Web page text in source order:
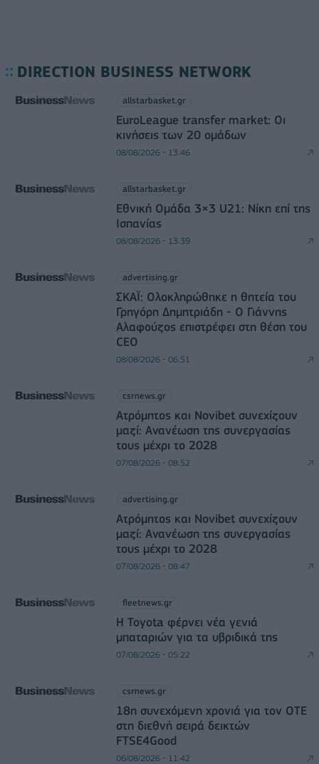
DIRECTION BUSINESS NETWORK
allstarbasket.gr
EuroLeague transfer market: Οι
κινήσεις των 20 ομάδων
08/08/2026 - 13:46
allstarbasket.gr
Εθνική Ομάδα 3×3 U21: Νίκη επί της
Ισπανίας
08/08/2026 - 13:39
advertising.gr
ΣΚΑΪ: Ολοκληρώθηκε η θητεία του
Γρηγόρη Δημητριάδη - Ο Γιάννης
Αλαφούζος επιστρέφει στη θέση του
CEO
08/08/2026 - 06:51
csrnews.gr
Ατρόμητος και Novibet συνεχίζουν
μαζί: Ανανέωση της συνεργασίας
τους μέχρι το 2028
07/08/2026 - 08:52
advertising.gr
Ατρόμητος και Novibet συνεχίζουν
μαζί: Ανανέωση της συνεργασίας
τους μέχρι το 2028
07/08/2026 - 08:47
fleetnews.gr
Η Toyota φέρνει νέα γενιά
μπαταριών για τα υβριδικά της
07/08/2026 - 05:22
csrnews.gr
18η συνεχόμενη χρονιά για τον ΟΤΕ
στη διεθνή σειρά δεικτών
FTSE4Good
06/08/2026 - 11:42